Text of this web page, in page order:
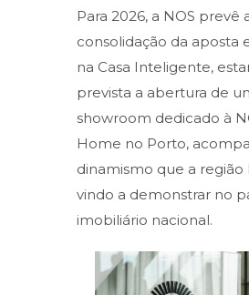
Para 2026, a NOS prevê
consolidação da aposta
na Casa Inteligente,
prevista a abertura de
showroom dedicado à
Home no Porto,
dinamismo que a
vindo a demonstrar no
imobiliário nacional.